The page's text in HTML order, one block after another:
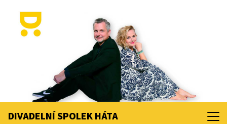
DIVADELNÍ SPOLEKHÁTA